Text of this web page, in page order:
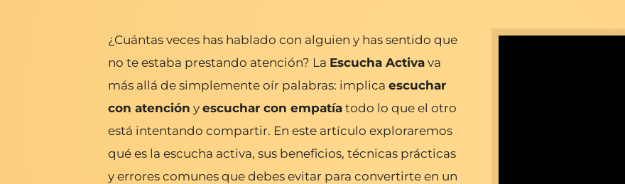
¿Cuántas veces has hablado con alguien y has sentido que
no te estaba prestando atención? La Escucha Activa va
más allá de simplemente oír palabras: implica escuchar
con atención y escuchar con empatía todo lo que el otro
está intentando compartir. En este artículo exploraremos
qué es la escucha activa, sus beneficios, técnicas prácticas
y errores comunes que debes evitar para convertirte en un